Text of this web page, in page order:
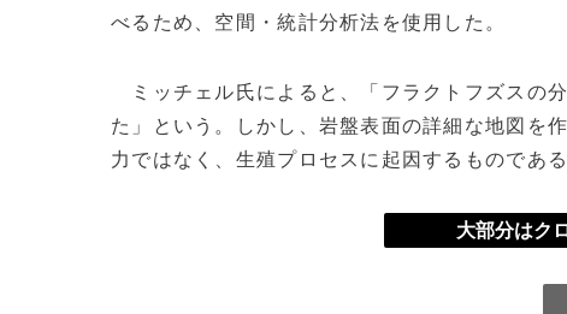
べるため、空間・統計分析法を使用した。
ミッチェル氏によると、「フラクトフズスの
た」という。しかし、岩盤表面の詳細な地図を
力ではなく、生殖プロセスに起因するものであ
大部分はク